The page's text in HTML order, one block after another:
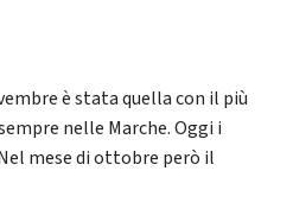
è stata quella con il più
nelle Marche. Oggi i
mese di ottobre però il